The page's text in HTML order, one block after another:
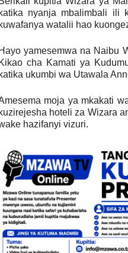
katika nyanja mbalimbali ili
kuwafanya watalii hao
Hayo yamesemwa na Naibu
Kikao cha Kamati ya
katika ukumbi wa Utawala
moja ya mkakati
kuzirejesha hoteli za Wizara
hazifanyi vizuri.